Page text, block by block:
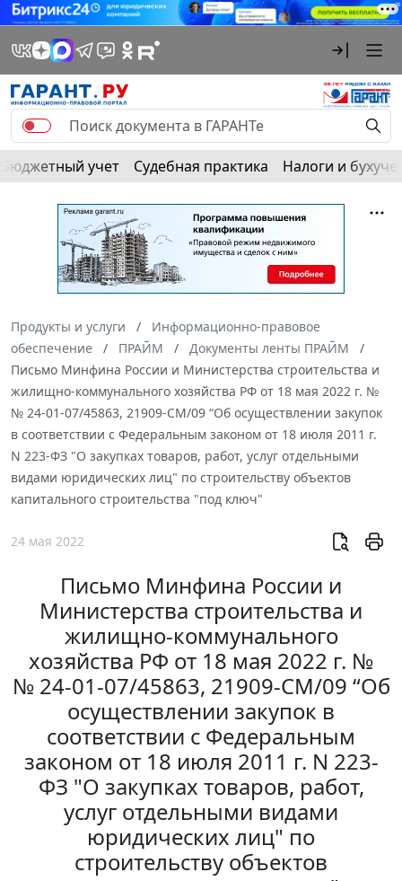
Бюджетный учет Судебная практика Налоги и
Продукты и услуги
Информационно-правовое
обеспечение
ПРАЙМ
Документы ленты ПРАЙМ
Письмо Минфина России и Министерства строительства и
жилищно-коммунального хозяйства РФ от 18 мая 2022 г. №
№ 24-01-07/45863, 21909-СМ/09 “Об осуществлении закупок
в соответствии с Федеральным законом от 18 июля 2011 г.
N 223-ФЗ "О закупках товаров, работ, услуг отдельными
видами юридических лиц" по строительству объектов
капитального строительства "под ключ"
24 мая 2022
Письмо Минфина России и
Министерства строительства и
жилищно-коммунального
хозяйства РФ от 18 мая 2022 г. №
№ 24-01-07/45863, 21909-СМ/09 “Об
осуществлении закупок в
соответствии с Федеральным
законом от 18 июля 2011 г. N 223-
ФЗ "О закупках товаров, работ,
услуг отдельными видами
юридических лиц" по
строительству объектов